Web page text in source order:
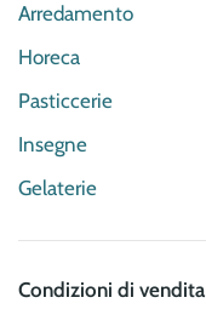
Arredamento
Horeca
Pasticcerie
Insegne
Gelaterie
Condizioni di vendita